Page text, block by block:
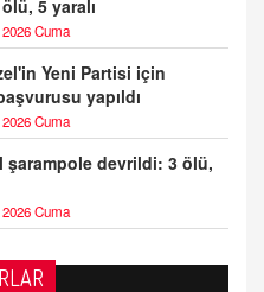
5 yaralı
Cuma
Yeni Partisi için
yapıldı
Cuma
şarampole devrildi: 3 ölü,
Cuma